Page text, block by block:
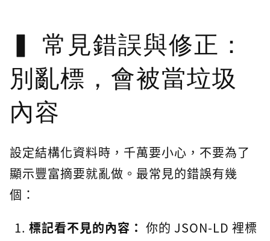
常見錯誤與修正：
別亂標，會被當垃圾
內容
設定結構化資料時，千萬要小心，不要為了
顯示豐富摘要就亂做。最常見的錯誤有幾
個：
標記看不見的內容： 你的 JSON-LD 裡標